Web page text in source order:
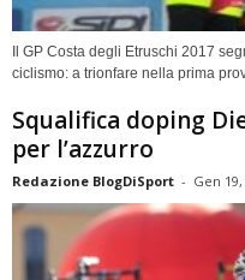
Il GP Costa degli Etruschi 2017
ciclismo: a trionfare nella prima
Squalifica doping
per l’azzurro
Redazione BlogDiSport - Gen